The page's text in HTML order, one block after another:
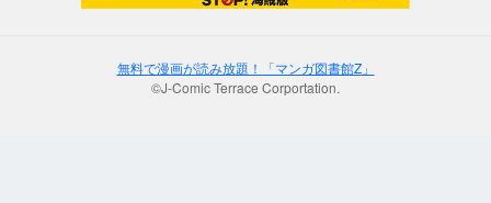
無料で漫画が読み放題！「マンガ図書館Z」
©J-Comic Terrace Corportation.